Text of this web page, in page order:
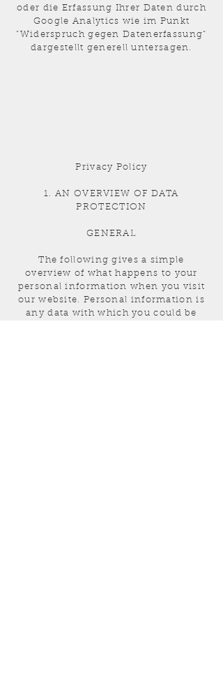
oder die Erfassung Ihrer Daten durch
Google Analytics wie im Punkt
“Widerspruch gegen Datenerfassung”
dargestellt generell untersagen.
Privacy Policy
1. AN OVERVIEW OF DATA
PROTECTION
GENERAL
The following gives a simple
overview of what happens to your
personal information when you visit
our website. Personal information is
any data with which you could be